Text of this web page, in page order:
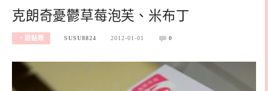
克朗奇憂鬱草莓泡芙、米布丁
‧甜點類 SUSU8824 2012-01-01 0